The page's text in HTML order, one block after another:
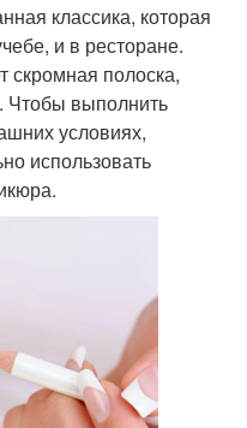
классика, которая
и в ресторане.
скромная полоска,
Чтобы выполнить
условиях,
использовать